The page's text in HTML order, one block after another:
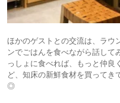
ほかのゲストとの交流は、ラウ
ンでごはんを食べながら話し
っしょに食べれば、もっと仲良
ど、知床の新鮮食材を買ってき
◎